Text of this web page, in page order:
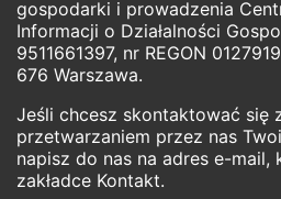
gospodarki i prowadzenia
Informacji o Działalności
9511661397, nr REGON
676 Warszawa.
Jeśli chcesz skontaktować się
przetwarzaniem przez nas
napisz do nas na adres e-
zakładce Kontakt.